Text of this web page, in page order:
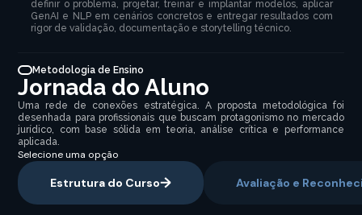
definir o problema, projetar, treinar e implantar modelos, aplicar
GenAI e NLP em cenários concretos e entregar resultados com
rigor de validação, documentação e storytelling técnico.
Metodologia de Ensino
Jornada do Aluno
Uma rede de conexões estratégica. A proposta metodológica foi
desenhada para profissionais que buscam protagonismo no mercado
jurídico, com base sólida em teoria, análise crítica e performance
aplicada.
Selecione uma opção
Estrutura do Curso Avaliação e